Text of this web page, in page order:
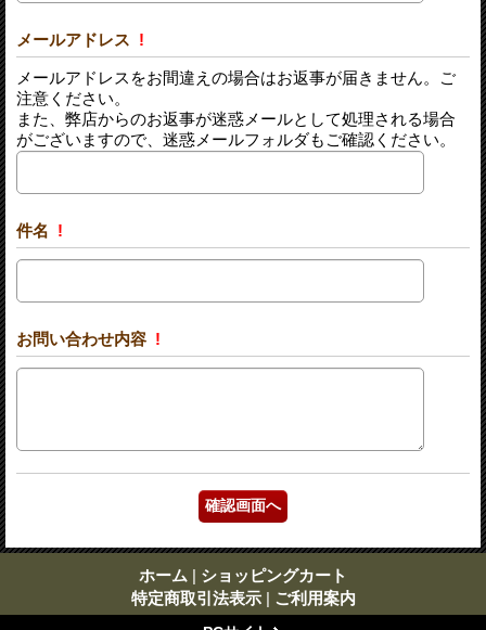
メールアドレス !
メールアドレスをお間違えの場合はお返事が届きません。ご
注意ください。
また、弊店からのお返事が迷惑メールとして処理される場合
がございますので、迷惑メールフォルダもご確認ください。
件名 !
お問い合わせ内容 !
ホーム | ショッピングカート
特定商取引法表示 | ご利用案内